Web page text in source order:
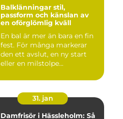
Balklänningar stil,
passform och känslan av
en oförglömlig kväll
En bal är mer än bara en fin
fest. För många markerar
den ett avslut, en ny start
eller en milstolpe...
31. jan
Damfrisör i Hässleholm: Så